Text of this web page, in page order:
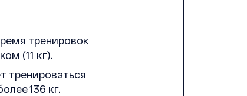
тренировок
(11 кг).
тренироваться
136 кг.